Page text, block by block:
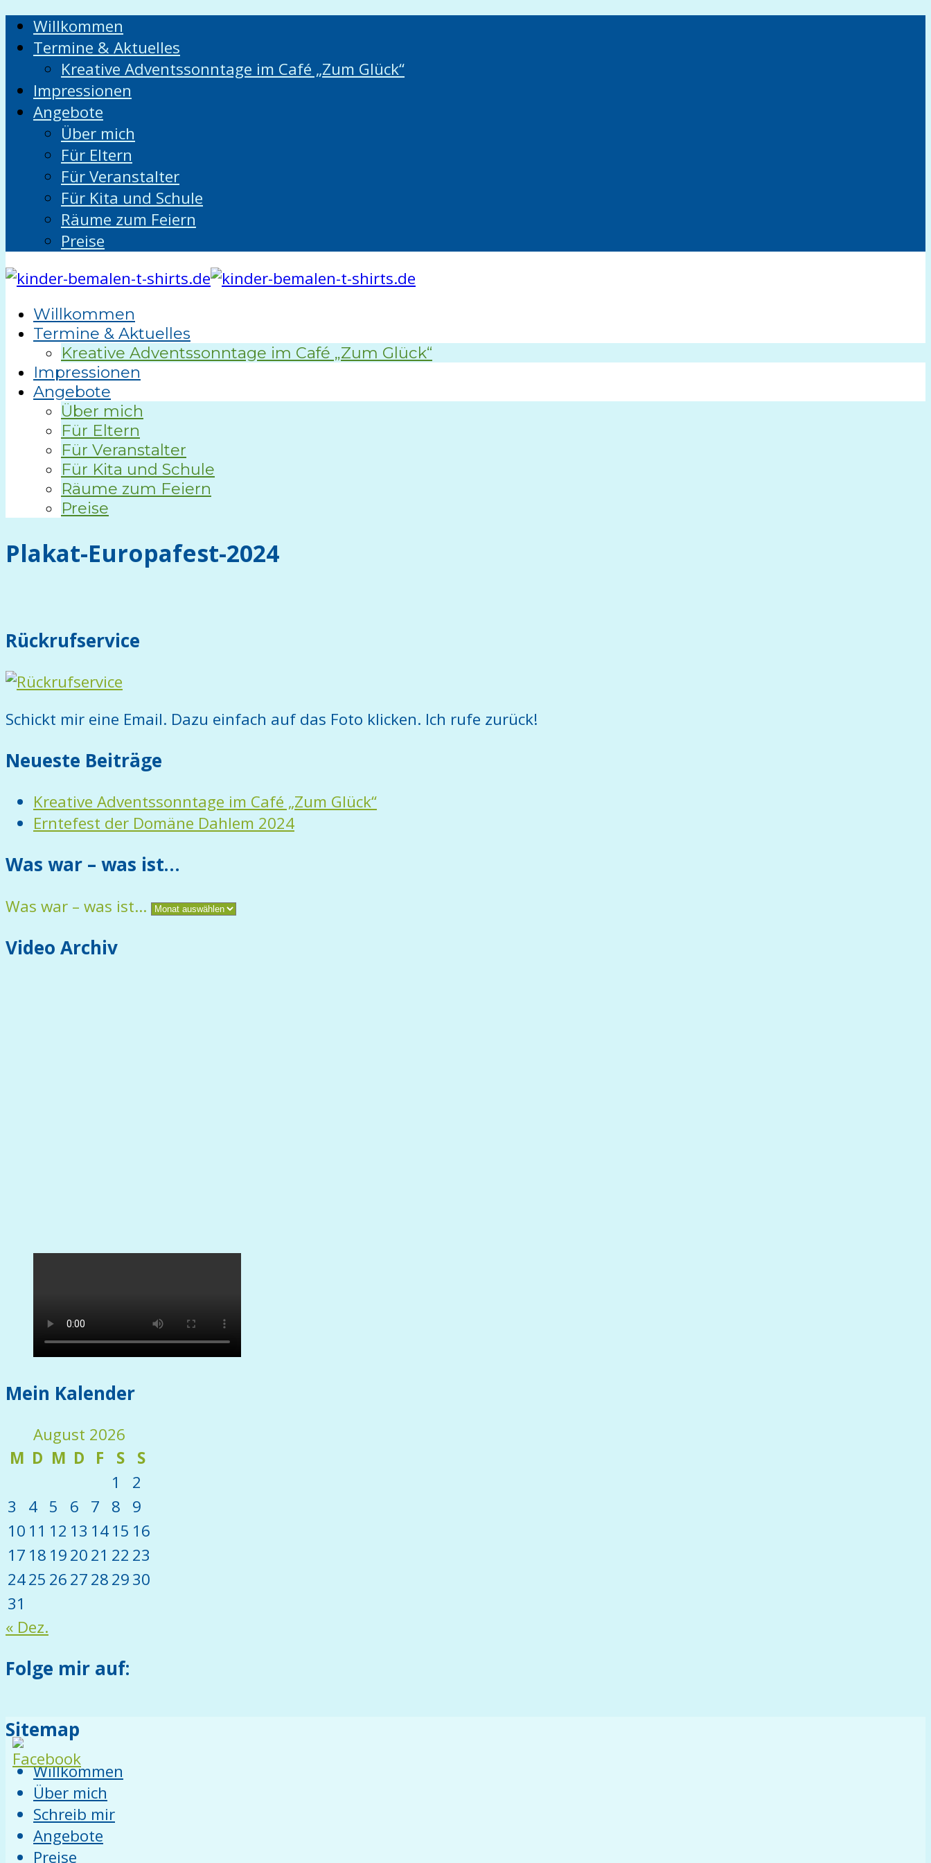
Willkommen
Termine & Aktuelles
Kreative Adventssonntage im Café „Zum Glück“
Impressionen
Angebote
Über mich
Für Eltern
Für Veranstalter
Für Kita und Schule
Räume zum Feiern
Preise
Willkommen
Termine & Aktuelles
Kreative Adventssonntage im Café „Zum Glück“
Impressionen
Angebote
Über mich
Für Eltern
Für Veranstalter
Für Kita und Schule
Räume zum Feiern
Preise
Plakat-Europafest-2024
Rückrufservice
Schickt mir eine Email. Dazu einfach auf das Foto klicken. Ich rufe zurück!
Neueste Beiträge
Kreative Adventssonntage im Café „Zum Glück“
Erntefest der Domäne Dahlem 2024
Was war – was ist…
Was war – was ist…
Video Archiv
Mein Kalender
August 2026
M D M D F S
S
1
2
3
4 5 6 7 8
9
10 11 12 13 1415 16
17 18 192021 22 23
2425 2627282930
31
« Dez.
Folge mir auf:
Sitemap
Willkommen
Über mich
Schreib mir
Angebote
Preise